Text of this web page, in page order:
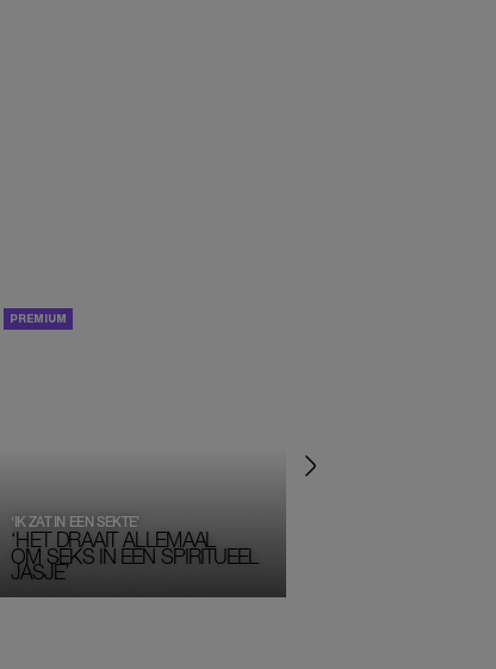
‘HET DRAAIT ALLEMAAL
OM SEKS IN EEN SPIRITUEEL
JASJE’
‘IK ZAT IN EEN SEKTE’